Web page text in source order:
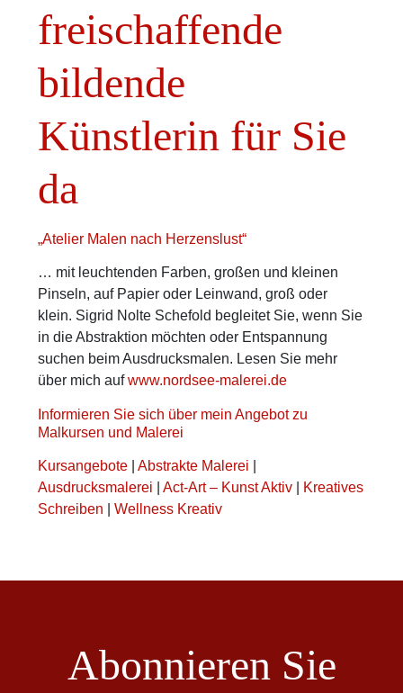
freischaffende
bildende
Künstlerin für Sie
da
„Atelier Malen nach Herzenslust“
… mit leuchtenden Farben, großen und kleinen
Pinseln, auf Papier oder Leinwand, groß oder
klein. Sigrid Nolte Schefold begleitet Sie, wenn Sie
in die Abstraktion möchten oder Entspannung
suchen beim Ausdrucksmalen. Lesen Sie mehr
über mich aufwww.nordsee-malerei.de
Informieren Sie sich über mein Angebot zu
Malkursen und Malerei
Kursangebote |Abstrakte Malerei |
Ausdrucksmalerei |Act-Art – Kunst Aktiv | Kreatives
Schreiben |Wellness Kreativ
Abonnieren Sie